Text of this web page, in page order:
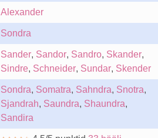
Alexander
Sondra
Sander, Sandor, Sandro, Skander,
Sindre, Schneider, Sundar, Skender
Sondra, Somatra, Sahndra, Snotra,
Sjandrah, Saundra, Shaundra,
Sandira